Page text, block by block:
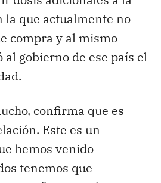
la que actualmente no
compra y al mismo
gobierno de ese país el
confirma que es
Este es un
hemos venido
tenemos que